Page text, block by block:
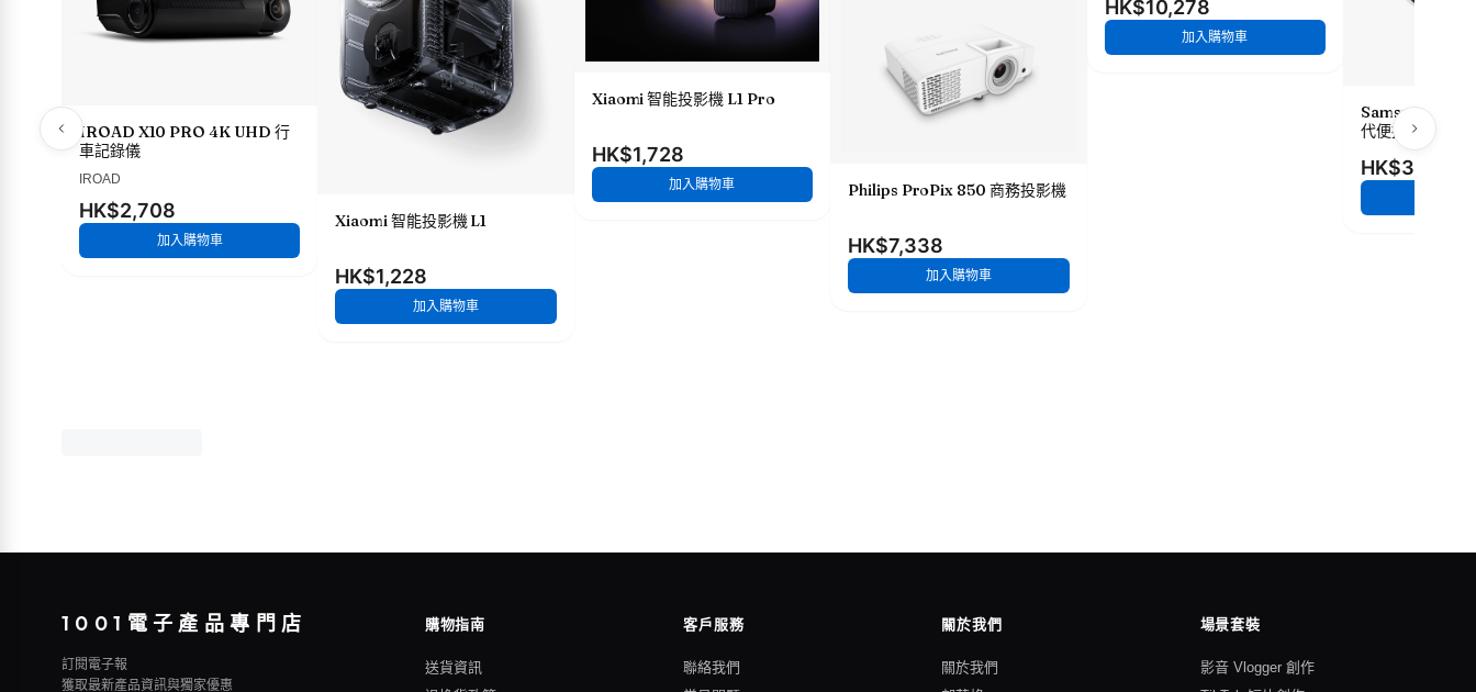
IROAD X10 PRO 4K UHD 行
車記錄儀
IROAD
HK$2,708
加入購物車
Xiaomi 智能投影機 L1
HK$1,228
加入購物車
Xiaomi 智能投影機 L1 Pro
HK$1,728
加入購物車 Philips ProPix 850 商務投影機
HK$7,338
加入購物車
HK$10,278
加入購物車
Samsung The
代便攜投影機
HK$3,858
1001電子產品專門店
訂閱電子報
獲取最新產品資訊與獨家優惠
購物指南
送貨資訊
客戶服務
聯絡我們
關於我們
關於我們
場景套裝
影音 Vlogger 創作